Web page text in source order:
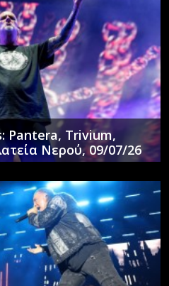
Pantera, Trivium,
Νερού, 09/07/26